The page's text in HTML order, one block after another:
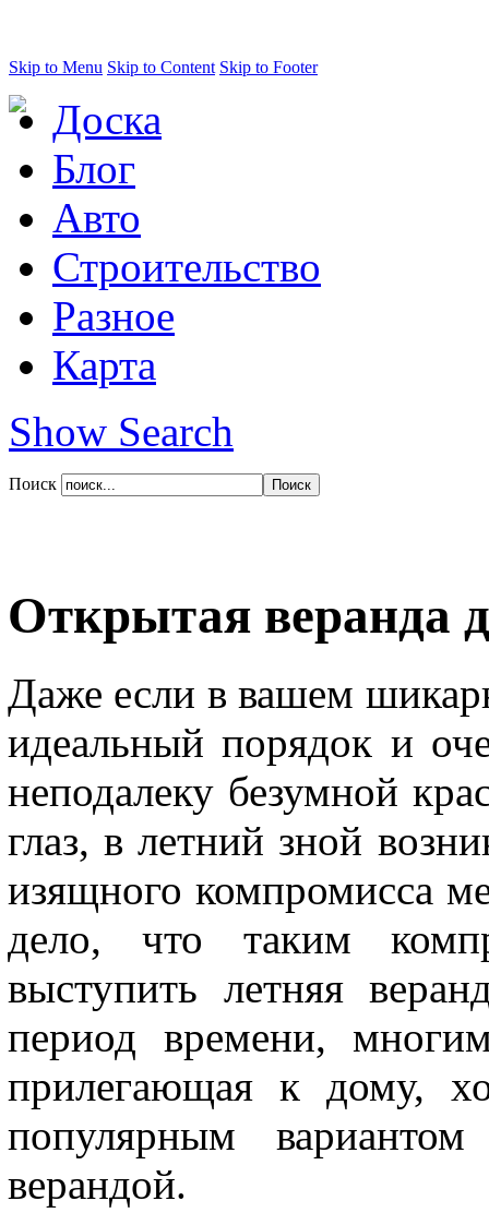
Skip to Menu Skip to Content Skip to Footer
Доска
Блог
Авто
Строительство
Разное
Карта
Show Search
Поиск
Открытая веранда
Даже если в вашем
идеальный порядок и
неподалеку безумной
глаз, в летний зной
изящного компромисса
дело, что таким
выступить летняя
период времени,
прилегающая к дому,
популярным
верандой.